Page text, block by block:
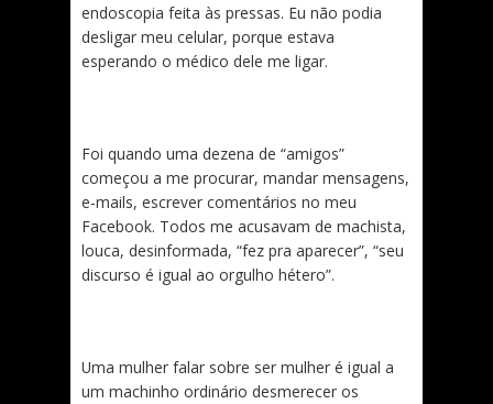
endoscopia feita às pressas. Eu não podia
desligar meu celular, porque estava
esperando o médico dele me ligar.
Foi quando uma dezena de “amigos”
começou a me procurar, mandar mensagens,
e-mails, escrever comentários no meu
Facebook. Todos me acusavam de machista,
louca, desinformada, “fez pra aparecer”, “seu
discurso é igual ao orgulho hétero”.
Uma mulher falar sobre ser mulher é igual a
um machinho ordinário desmerecer os